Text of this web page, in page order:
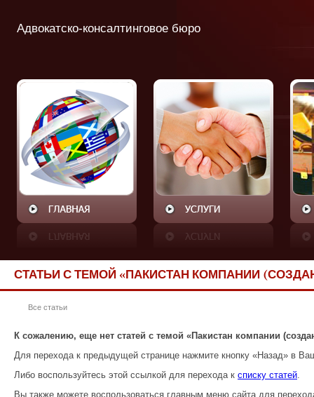
Адвокатско-консалтинговое бюро
СТАТЬИ С ТЕМОЙ «ПАКИСТАН КОМПАНИИ
Все статьи
К сожалению, еще нет статей с темой «Пакистан компании
Для перехода к предыдущей странице нажмите кнопку «Назад» в
Либо воспользуйтесь этой ссылкой для перехода к списку статей.
Вы также можете воспользоваться главным меню сайта для